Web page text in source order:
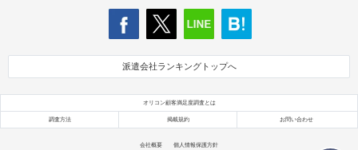
派遣会社ランキングトップへ
オリコン顧客満足度調査とは
調査方法 掲載規約 お問い合わせ
会社概要 個人情報保護方針